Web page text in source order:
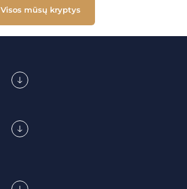
Visos mūsų kryptys